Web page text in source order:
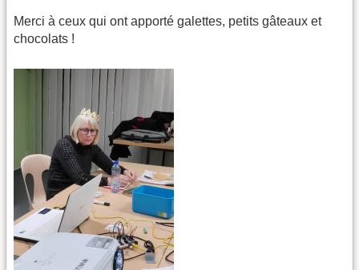
Merci à ceux qui ont apporté galettes, petits gâteaux et
chocolats !